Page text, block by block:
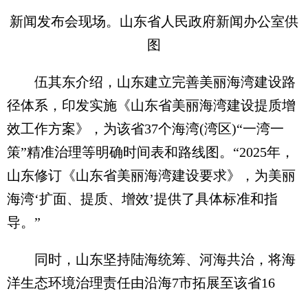
新闻发布会现场。山东省人民政府新闻办公室供
图
伍其东介绍，山东建立完善美丽海湾建设路
径体系，印发实施《山东省美丽海湾建设提质增
效工作方案》，为该省37个海湾(湾区)“一湾一
策”精准治理等明确时间表和路线图。“2025年，
山东修订《山东省美丽海湾建设要求》，为美丽
海湾‘扩面、提质、增效’提供了具体标准和指
导。”
同时，山东坚持陆海统筹、河海共治，将海
洋生态环境治理责任由沿海7市拓展至该省16